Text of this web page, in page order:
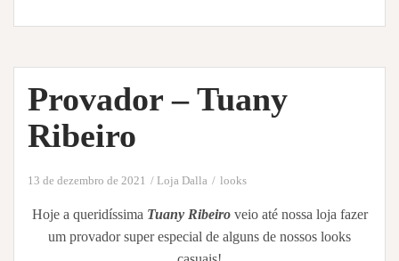
Provador – Tuany
Ribeiro
13 de dezembro de 2021 Loja Dalla looks
Hoje a queridíssima Tuany Ribeiroveio até nossa loja fazer
um provador super especial de alguns de nossos looks